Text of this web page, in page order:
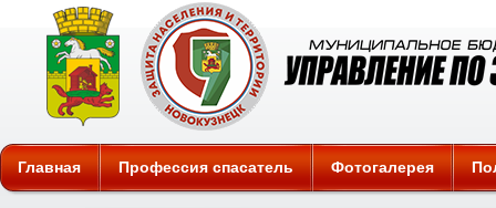
Защита
Главная Профессия спасатель Фотогалерея